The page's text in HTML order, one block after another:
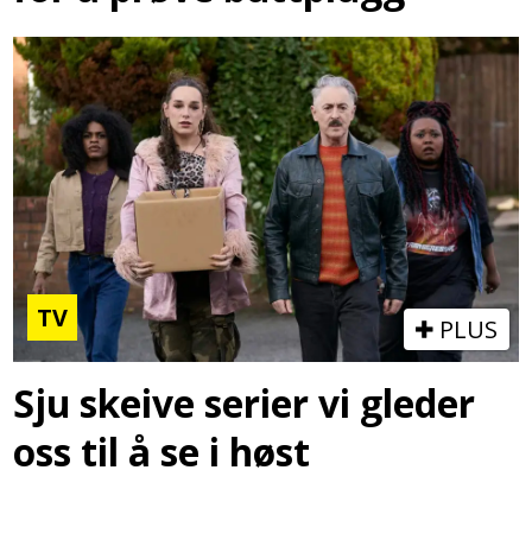
TV PLUS
Sju skeive serier vi gleder
oss til å se i høst